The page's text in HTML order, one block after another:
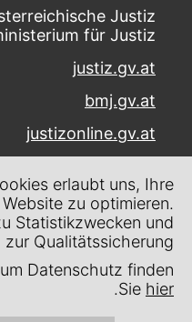
Justiz
für Justiz
justiz.gv.at
bmj.gv.at
justizonline.gv.at
Museumstraße 7
1070 Wien
Kontakt
Impressum
erlaubt uns, Ihre
zu optimieren.
Statistikzwecken und
zur Qualitätssicherung
Datenschutz finden
Sie hier
.